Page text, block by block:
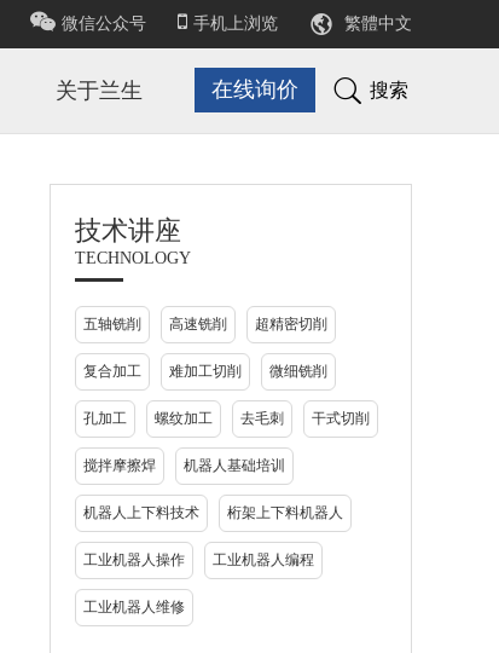
 繁體中文
手机上浏览
微信公众号
关于兰生  搜索
在线询价
技术讲座
TECHNOLOGY
五轴铣削 高速铣削 超精密切削
复合加工 难加工切削 微细铣削
孔加工 螺纹加工 去毛刺 干式切削
搅拌摩擦焊 机器人基础培训
机器人上下料技术 桁架上下料机器人
工业机器人操作 工业机器人编程
工业机器人维修